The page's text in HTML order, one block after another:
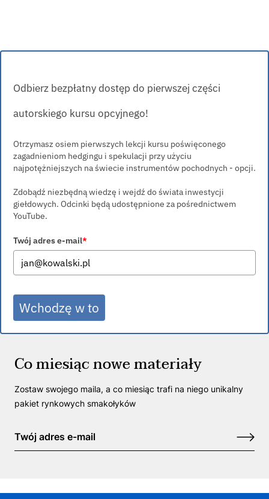
Odbierz bezpłatny dostęp do pierwszej części
autorskiego kursu opcyjnego!
Otrzymasz osiem pierwszych lekcji kursu poświęconego
zagadnieniom hedgingu i spekulacji przy użyciu
najpotężniejszych na świecie instrumentów pochodnych - opcji.
Zdobądź niezbędną wiedzę i wejdź do świata inwestycji
giełdowych. Odcinki będą udostępnione za pośrednictwem
YouTube.
Twój adres e-mail*
Wchodzę w to
Co miesiąc nowe materiały
Zostaw swojego maila, a co miesiąc trafi na niego unikalny
pakiet rynkowych smakołyków